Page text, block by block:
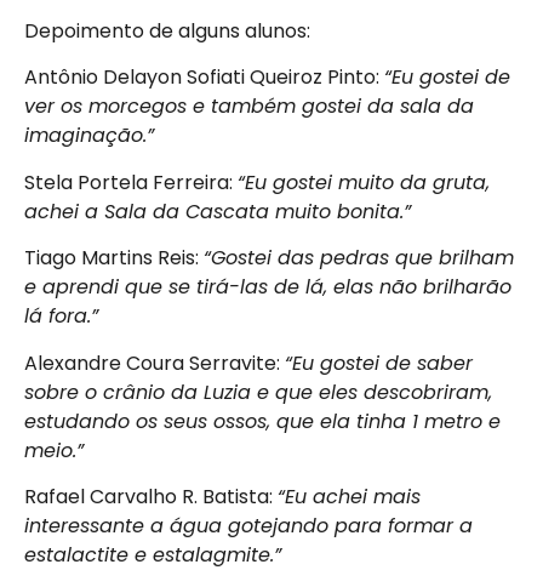
Depoimento de alguns alunos:
Antônio Delayon Sofiati Queiroz Pinto: “Eu gostei de
ver os morcegos e também gostei da sala da
imaginação.”
Stela Portela Ferreira: “Eu gostei muito da gruta,
achei a Sala da Cascata muito bonita.”
Tiago Martins Reis: “Gostei das pedras que brilham
e aprendi que se tirá-las de lá, elas não brilharão
lá fora.”
Alexandre Coura Serravite: “Eu gostei de saber
sobre o crânio da Luzia e que eles descobriram,
estudando os seus ossos, que ela tinha 1 metro e
meio.”
Rafael Carvalho R. Batista: “Eu achei mais
interessante a água gotejando para formar a
estalactite e estalagmite.”